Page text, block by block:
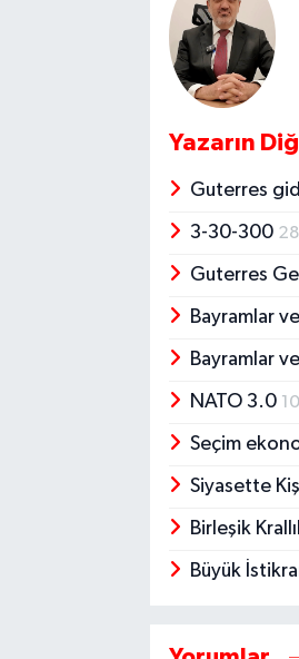
Yazarın
Guterres
3-30-300
Guterres
Bayramlar
Bayramlar
NATO 3.0
Seçim
Siyasette
Birleşik
Büyük